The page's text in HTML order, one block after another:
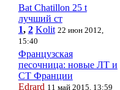
Bat Chatillon 25 t
лучший ст
1, 2 Kolit 22 июн 2012,
15:40
Французская
песочница: новые ЛТ и
СТ Франции
Edrard 11 май 2015, 13:59